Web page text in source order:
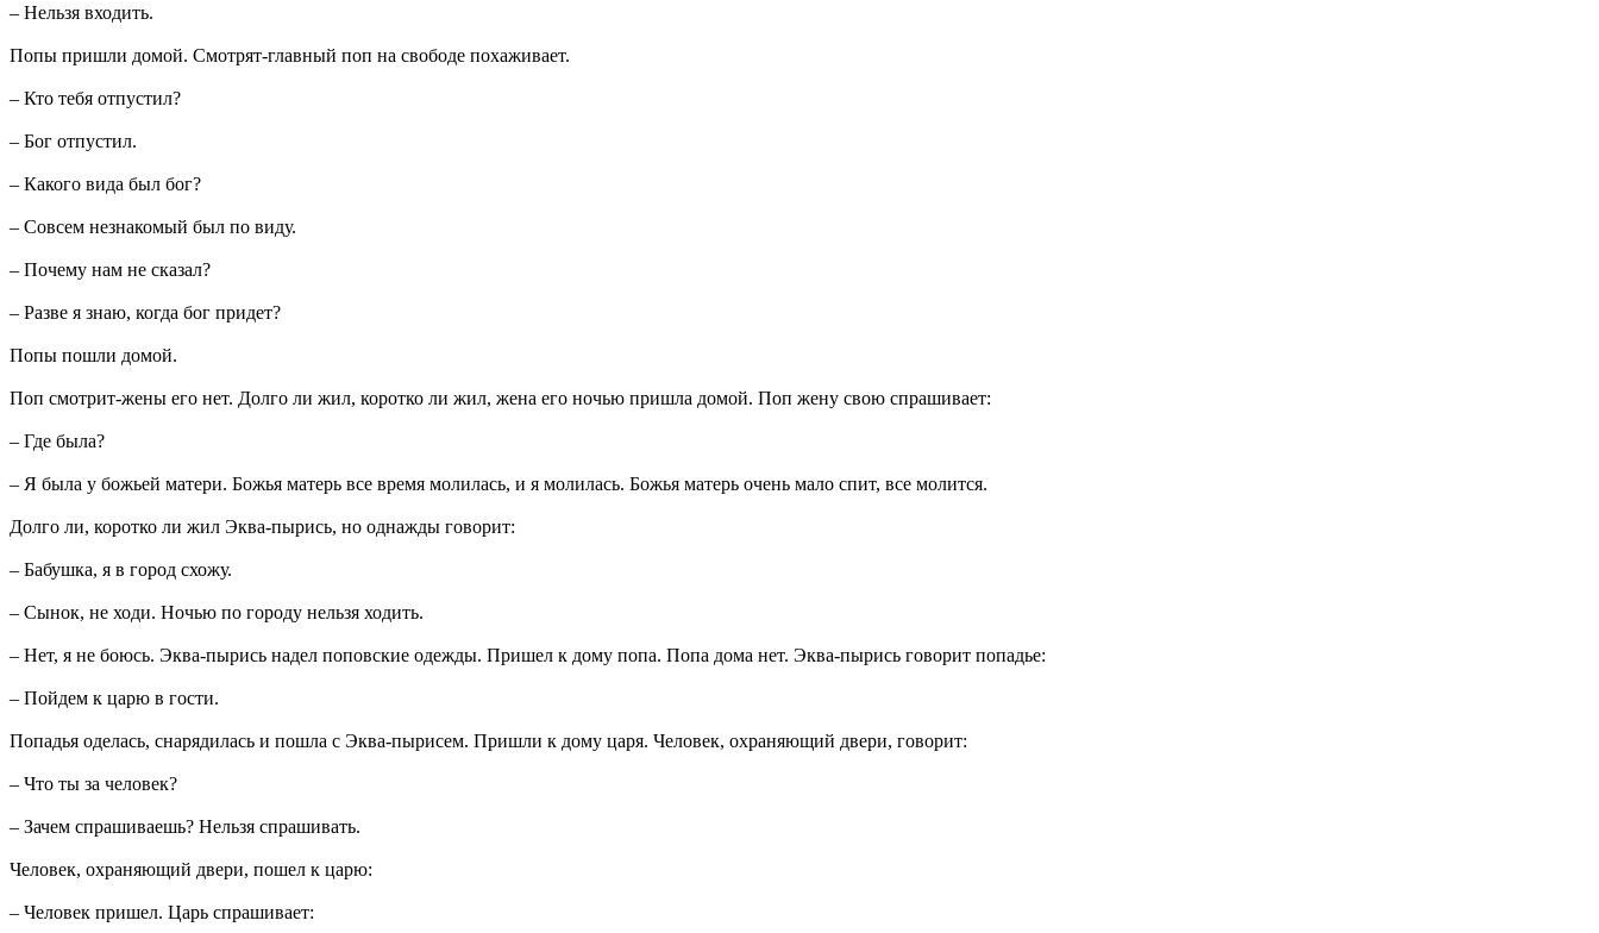
– Нельзя входить.
Попы пришли домой. Смотрят-главный поп на свободе похаживает.
– Кто тебя отпустил?
– Бог отпустил.
– Какого вида был бог?
– Совсем незнакомый был по виду.
– Почему нам не сказал?
– Разве я знаю, когда бог придет?
Попы пошли домой.
Поп смотрит-жены его нет. Долго ли жил, коротко ли жил, жена его ночью пришла домой. Поп жену свою спрашивает:
– Где была?
– Я была у божьей матери. Божья матерь все время молилась, и я молилась. Божья матерь очень мало спит, все молится.
Долго ли, коротко ли жил Эква-пырись, но однажды говорит:
– Бабушка, я в город схожу.
– Сынок, не ходи. Ночью по городу нельзя ходить.
– Нет, я не боюсь. Эква-пырись надел поповские одежды. Пришел к дому попа. Попа дома нет. Эква-пырись говорит попадье:
– Пойдем к царю в гости.
Попадья оделась, снарядилась и пошла с Эква-пырисем. Пришли к дому царя. Человек, охраняющий двери, говорит:
– Что ты за человек?
– Зачем спрашиваешь? Нельзя спрашивать.
Человек, охраняющий двери, пошел к царю:
– Человек пришел. Царь спрашивает: